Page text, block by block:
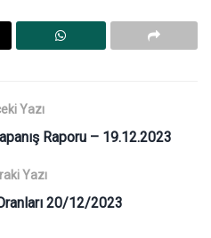
Yazı
Raporu – 19.12.2023
Yazı
20/12/2023